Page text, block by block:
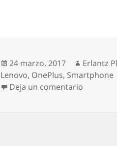
Publicado
el
24 marzo, 2017 Autor
Erlantz
Lenovo, OnePlus, Smartphone
Deja un comentario